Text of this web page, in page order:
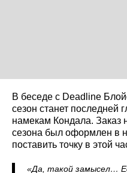
В беседе с Deadline
сезон станет последней
намекам Кондала. Заказ
сезона был оформлен в
поставить точку в этой
«Да, такой замысел…